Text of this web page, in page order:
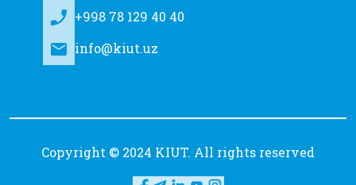
+998 78 129 40 40
info@kiut.uz
Copyright © 2024 KIUT. All rights reserved